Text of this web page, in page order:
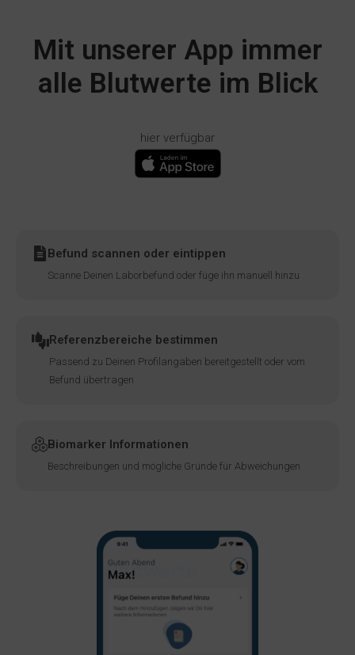
Mit unserer App immer
alle Blutwerte im Blick
hier verfügbar
Befund scannen oder eintippen
Scanne Deinen Laborbefund oder füge ihn manuell hinzu
Referenzbereiche bestimmen
Passend zu Deinen Profilangaben bereitgestellt oder vom
Befund übertragen
Biomarker Informationen
Beschreibungen und mögliche Gründe für Abweichungen